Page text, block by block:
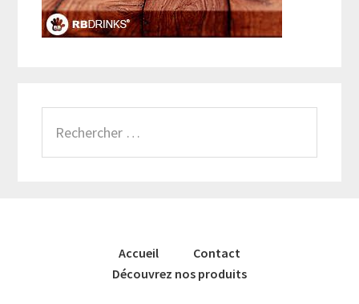
Accueil
Contact
Découvrez nos produits